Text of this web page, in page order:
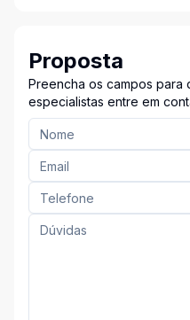
Proposta
Preencha os campos para
especialistas entre em